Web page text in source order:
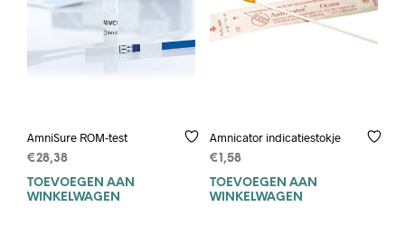
AmniSure ROM-test
€28,38
TOEVOEGEN AAN
WINKELWAGEN
Amnicator indicatiestokje
€1,58
TOEVOEGEN AAN
WINKELWAGEN